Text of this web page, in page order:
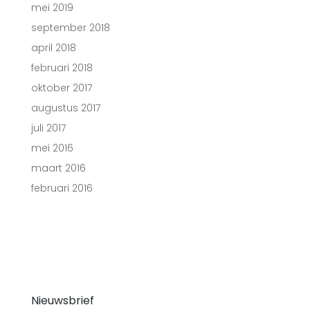
mei 2019
september 2018
april 2018
februari 2018
oktober 2017
augustus 2017
juli 2017
mei 2016
maart 2016
februari 2016
Nieuwsbrief